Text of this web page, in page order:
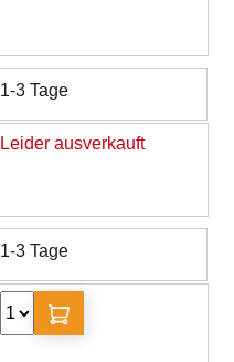
1-3 Tage
Leider ausverkauft
1-3 Tage